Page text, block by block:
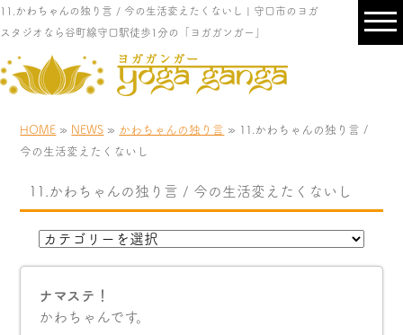
11.かわちゃんの独り言 / 今の生活変えたくないし | 守口市のヨガ
スタジオなら谷町線守口駅徒歩1分の「ヨガガンガー」
HOME » NEWS » かわちゃんの独り言 » 11.かわちゃんの独り言 /
今の生活変えたくないし
11.かわちゃんの独り言 / 今の生活変えたくないし
ナマステ！
かわちゃんです。